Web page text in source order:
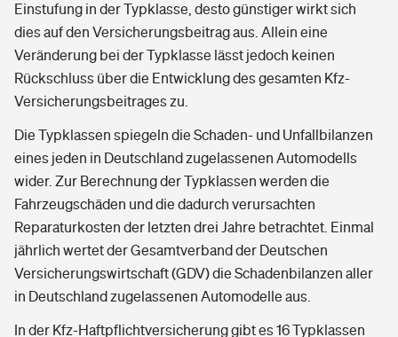
Einstufung in der Typklasse, desto günstiger wirkt sich
dies auf den Versicherungsbeitrag aus. Allein eine
Veränderung bei der Typklasse lässt jedoch keinen
Rückschluss über die Entwicklung des gesamten Kfz-
Versicherungsbeitrages zu.
Die Typklassen spiegeln die Schaden- und Unfallbilanzen
eines jeden in Deutschland zugelassenen Automodells
wider. Zur Berechnung der Typklassen werden die
Fahrzeugschäden und die dadurch verursachten
Reparaturkosten der letzten drei Jahre betrachtet. Einmal
jährlich wertet der Gesamtverband der Deutschen
Versicherungswirtschaft (GDV) die Schadenbilanzen aller
in Deutschland zugelassenen Automodelle aus.
In der Kfz-Haftpflichtversicherung gibt es 16 Typklassen